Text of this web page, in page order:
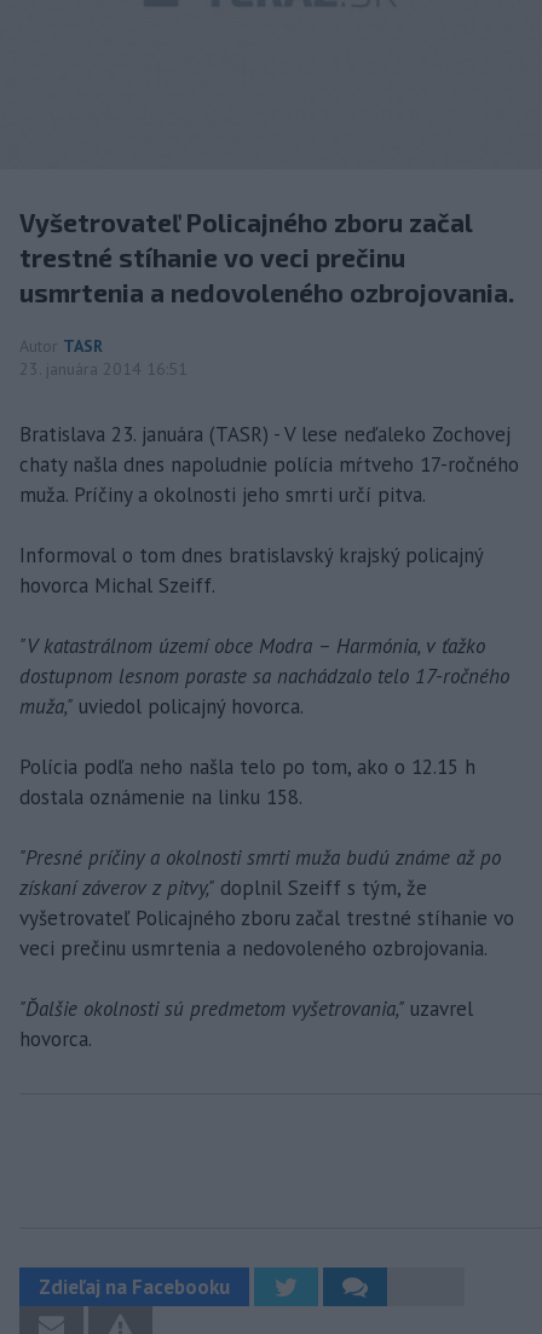
Vyšetrovateľ Policajného zboru začal
trestné stíhanie vo veci prečinu
usmrtenia a nedovoleného ozbrojovania.
Autor TASR
23. januára 2014 16:51
Bratislava 23. januára (TASR) - V lese neďaleko Zochovej
chaty našla dnes napoludnie polícia mŕtveho 17-ročného
muža. Príčiny a okolnosti jeho smrti určí pitva.
Informoval o tom dnes bratislavský krajský policajný
hovorca Michal Szeiff.
"V katastrálnom území obce Modra – Harmónia, v ťažko
dostupnom lesnom poraste sa nachádzalo telo 17-ročného
muža," uviedol policajný hovorca.
Polícia podľa neho našla telo po tom, ako o 12.15 h
dostala oznámenie na linku 158.
"Presné príčiny a okolnosti smrti muža budú známe až po
získaní záverov z pitvy," doplnil Szeiff s tým, že
vyšetrovateľ Policajného zboru začal trestné stíhanie vo
veci prečinu usmrtenia a nedovoleného ozbrojovania.
"Ďalšie okolnosti sú predmetom vyšetrovania," uzavrel
hovorca.
Zdieľaj na Facebooku